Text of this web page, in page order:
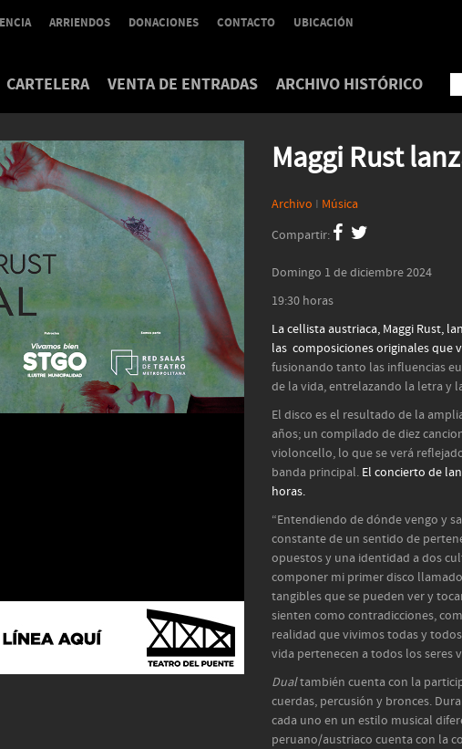
ARRIENDOS DONACIONES CONTACTO UBICACIÓN
CARTELERA VENTA DE ENTRADAS ARCHIVO HISTÓRICO
Maggi Rust
Archivo I Música
Compartir:
Domingo 1 de diciembre 2024
19:30 horas
La cellista austriaca, Maggi Rust,
las composiciones originales que
fusionando tanto las influencias
de la vida, entrelazando la letra y
El disco es el resultado de la
años; un compilado de diez
violoncello, lo que se verá
banda principal. El concierto de
horas.
“Entendiendo de dónde vengo y
constante de un sentido de
opuestos y una identidad a dos
componer mi primer disco llamado
tangibles que se pueden ver y
sienten como contradicciones,
realidad que vivimos todas y
vida pertenecen a todos los seres
Dualtambién cuenta con la
cuerdas, percusión y bronces.
cada uno en un estilo musical
peruano/austriaco cuenta con la